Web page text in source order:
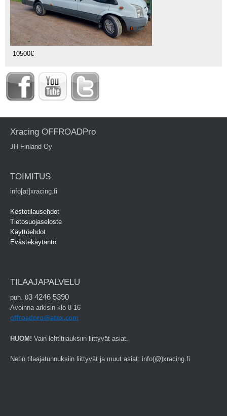
10500€
Xracing OFFROADPro
JH Finland Oy
TOIMITUS
info[at]xracing.fi
Kestotilausehdot
Tietosuojaseloste
Käyttöehdot
Evästekäytäntö
TILAAJAPALVELU
puh. 03 4246 5390
Avoinna arkisin klo 8-16
offroadpro@atex.com
HUOM! Vain lehtitilauksiin liittyvät asiat.
Netin tilaajatunnuksiin liittyvät ja muut asiat: info(@)xracing.fi